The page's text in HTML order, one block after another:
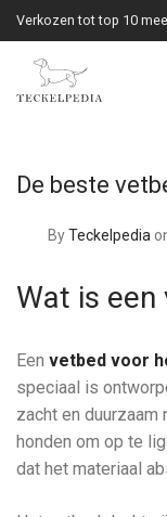
Verkozen tot top 10
De beste
ByTeckelpedia
Wat is
Een vetbed voor
speciaal is
zacht en
honden om op te
dat het materiaal